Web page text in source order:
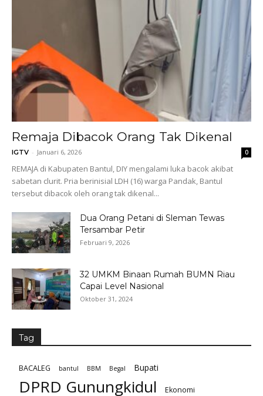
Remaja Dibacok Orang Tak Dikenal
IGTV - Januari 6, 2026 0
REMAJA di Kabupaten Bantul, DIY mengalami luka bacok akibat
sabetan clurit. Pria berinisial LDH (16) warga Pandak, Bantul
tersebut dibacok oleh orang tak dikenal...
Dua Orang Petani di Sleman Tewas
Tersambar Petir
Februari 9, 2026
32 UMKM Binaan Rumah BUMN Riau
Capai Level Nasional
Oktober 31, 2024
Tag
BACALEG bantul BBM Begal Bupati
DPRD Gunungkidul Ekonomi